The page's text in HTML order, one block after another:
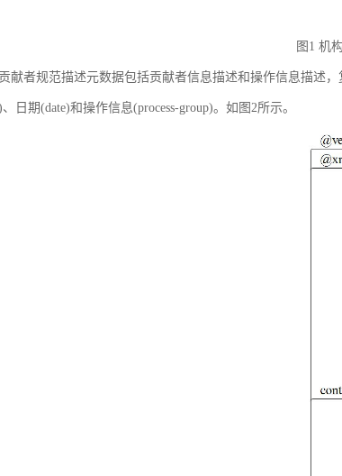
图1 机
献者规范描述元数据包括贡献者信息描述和操作信息描述
日期(date)和操作信息(process-group)。如图2所示。